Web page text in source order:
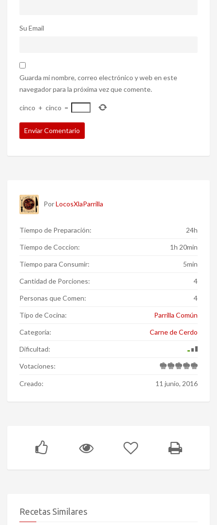
Su Email
Guarda mi nombre, correo electrónico y web en este
navegador para la próxima vez que comente.
cinco + cinco =
PorLocosXlaParrilla
Tiempo de Preparación: 24h
Tiempo de Coccion: 1h 20min
Tiempo para Consumir: 5min
Cantidad de Porciones: 4
Personas que Comen: 4
Tipo de Cocina: Parrilla Común
Categoría: Carne de Cerdo
Dificultad:
Votaciones:
Creado: 11 junio, 2016
Recetas Similares